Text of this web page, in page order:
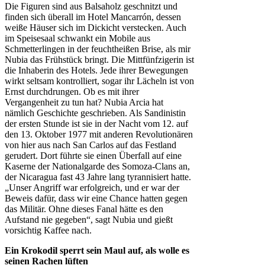
Die Figuren sind aus Balsaholz geschnitzt und
finden sich überall im Hotel Mancarrón, dessen
weiße Häuser sich im Dickicht verstecken. Auch
im Speisesaal schwankt ein Mobile aus
Schmetterlingen in der feuchtheißen Brise, als mir
Nubia das Frühstück bringt. Die Mittfünfzigerin ist
die Inhaberin des Hotels. Jede ihrer Bewegungen
wirkt seltsam kontrolliert, sogar ihr Lächeln ist von
Ernst durchdrungen. Ob es mit ihrer
Vergangenheit zu tun hat? Nubia Arcia hat
nämlich Geschichte geschrieben. Als Sandinistin
der ersten Stunde ist sie in der Nacht vom 12. auf
den 13. Oktober 1977 mit anderen Revolutionären
von hier aus nach San Carlos auf das Festland
gerudert. Dort führte sie einen Überfall auf eine
Kaserne der Nationalgarde des Somoza-Clans an,
der Nicaragua fast 43 Jahre lang tyrannisiert hatte.
„Unser Angriff war erfolgreich, und er war der
Beweis dafür, dass wir eine Chance hatten gegen
das Militär. Ohne dieses Fanal hätte es den
Aufstand nie gegeben“, sagt Nubia und gießt
vorsichtig Kaffee nach.
Ein Krokodil sperrt sein Maul auf, als wolle es
seinen Rachen lüften